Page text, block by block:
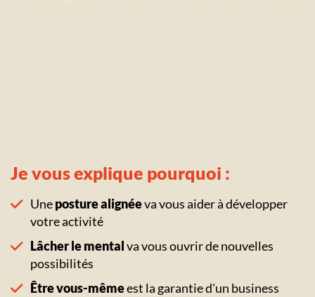
Je vous explique pourquoi :
Uneposture alignéeva vous aider à développer
votre activité
Lâcher le mentalva vous ouvrir de nouvelles
possibilités
Être vous-mêmeest la garantie d'un business